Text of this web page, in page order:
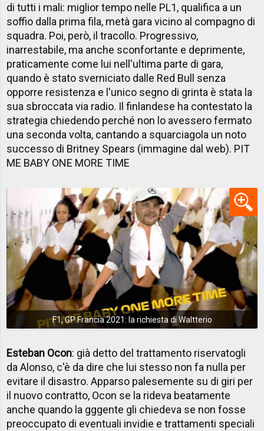
di tutti i mali: miglior tempo nelle PL1, qualifica a un
soffio dalla prima fila, metà gara vicino al compagno di
squadra. Poi, però, il tracollo. Progressivo,
inarrestabile, ma anche sconfortante e deprimente,
praticamente come lui nell'ultima parte di gara,
quando è stato sverniciato dalle Red Bull senza
opporre resistenza e l'unico segno di grinta è stata la
sua sbroccata via radio. Il finlandese ha contestato la
strategia chiedendo perché non lo avessero fermato
una seconda volta, cantando a squarciagola un noto
successo di Britney Spears (immagine dal web). PIT
ME BABY ONE MORE TIME
F1, GP Francia 2021: la richiesta di Waltterio
Esteban Ocon: già detto del trattamento riservatogli
da Alonso, c'è da dire che lui stesso non fa nulla per
evitare il disastro. Apparso palesemente su di giri per
il nuovo contratto, Ocon se la rideva beatamente
anche quando la gggente gli chiedeva se non fosse
preoccupato di eventuali invidie e trattamenti speciali